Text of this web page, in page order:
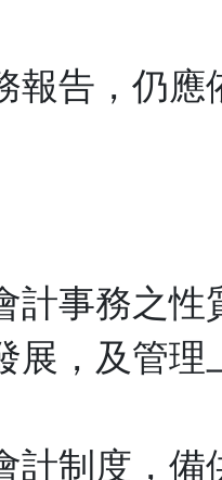
報告，仍應
計事務之性
展，及管理
計制度，備